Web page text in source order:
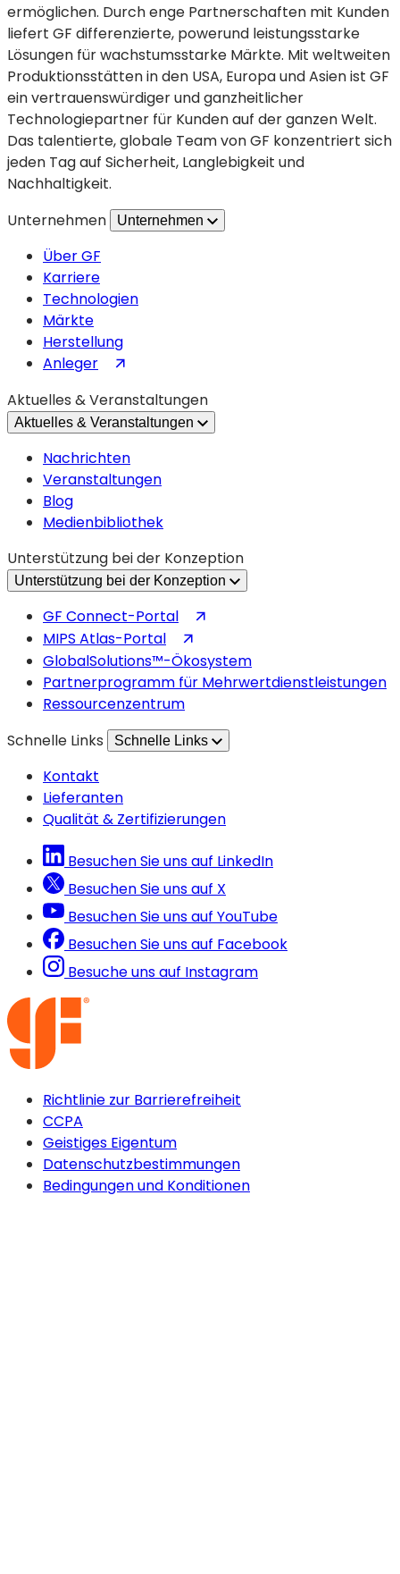
Forschung
und
Innovation
im
Bereich
wichtiger
Chips
für
ermöglichen. Durch enge Partnerschaften mit Kunden
liefert GF differenzierte, powerund leistungsstarke
Lösungen für wachstumsstarke Märkte. Mit weltweiten
Produktionsstätten in den USA, Europa und Asien ist GF
ein vertrauenswürdiger und ganzheitlicher
Technologiepartner für Kunden auf der ganzen Welt.
Das talentierte, globale Team von GF konzentriert sich
jeden Tag auf Sicherheit, Langlebigkeit und
Nachhaltigkeit.
Unternehmen
Unternehmen
Über GF
Karriere
Technologien
Märkte
Herstellung
Anleger
einem
neuen
geöffnet)
Aktuelles & Veranstaltungen
Aktuelles & Veranstaltungen
Nachrichten
Veranstaltungen
Blog
Medienbibliothek
Unterstützung bei der Konzeption
Unterstützung bei der Konzeption
GF Connect-Portal
einem
neuen
MIPS Atlas-Portal
in
einem
geöffnet)
GlobalSolutions™-Ökosystem
Partnerprogramm für Mehrwertdienstleistungen
Ressourcenzentrum
Schnelle Links
Schnelle Links
Kontakt
Lieferanten
Qualität & Zertifizierungen
Besuchen Sie uns auf LinkedIn
Besuchen Sie uns auf X
Besuchen Sie uns auf YouTube
Besuchen Sie uns auf Facebook
Besuche uns auf Instagram
Richtlinie zur Barrierefreiheit
CCPA
Geistiges Eigentum
Datenschutzbestimmungen
Bedingungen und Konditionen